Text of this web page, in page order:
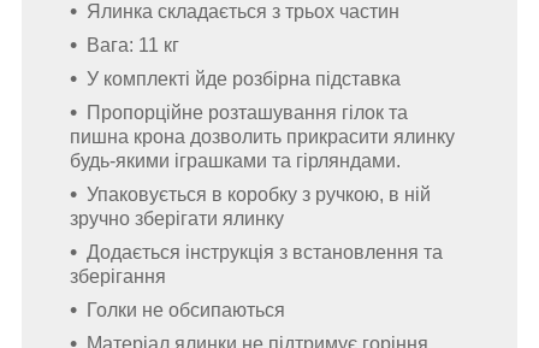
Ялинка складається з трьох частин
Вага: 11 кг
У комплекті йде розбірна підставка
Пропорційне розташування гілок та
пишна крона дозволить прикрасити ялинку
будь-якими іграшками та гірляндами.
Упаковується в коробку з ручкою, в ній
зручно зберігати ялинку
Додається інструкція з встановлення та
зберігання
Голки не обсипаються
Матеріал ялинки не підтримує горіння